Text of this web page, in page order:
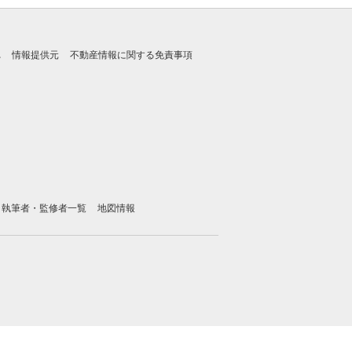
情報提供元 不動産情報に関する免責事項
執筆者・監修者一覧 地図情報